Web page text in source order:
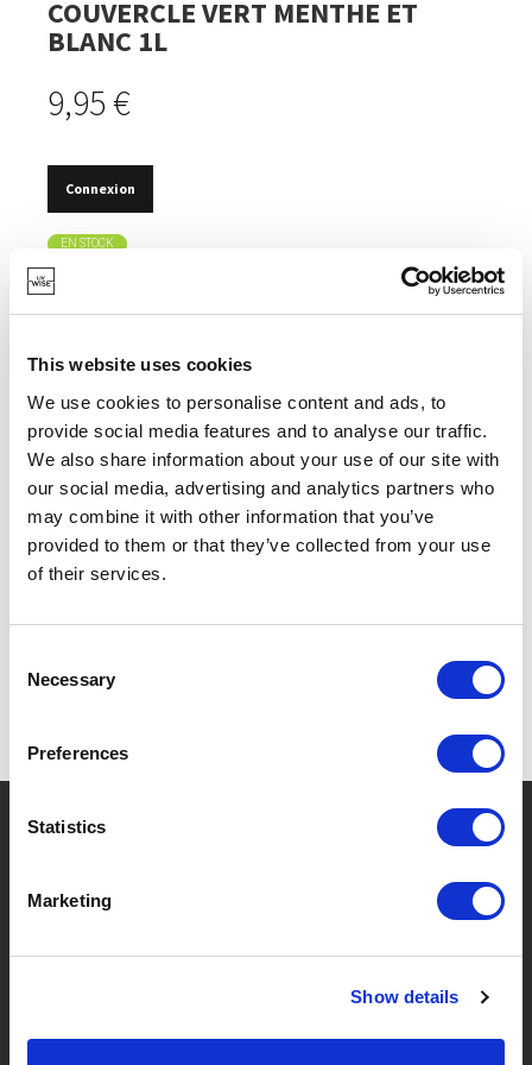
This website uses cookies
We use cookies to personalise content and ads, to
provide social media features and to analyse our traffic.
We also share information about your use of our site with
our social media, advertising and analytics partners who
may combine it with other information that you’ve
provided to them or that they’ve collected from your use
of their services.
Selection
Necessary
Preferences
Statistics
Marketing
Show details
COUVERCLE VERT MENTHE ET
BLANC 1L
9,95 €
Connexion
EN STOCK
LE COUVERCLE DIVISIBLE PEUT ÊTRE UTILISÉ COMME
COUVERCLE DE RANGEMENT ET COMME
ANNEAU ANTIDÉRAPANT.
SPÉCIFICATIONS
? Besoin d'aide ?
À Propos De Nous